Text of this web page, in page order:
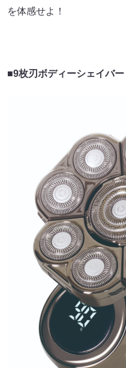
を体感せよ！
■9枚刃ボディーシェイバー